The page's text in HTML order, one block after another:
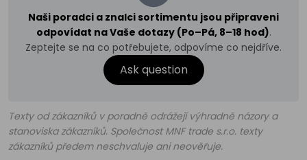
Naši poradci a znalci sortimentu jsou připraveni
odpovídat na Vaše dotazy (Po–Pá, 8–18 hod).
Zeptejte se na co potřebujete, odpovíme co nejdříve.
Ask question
Texty od zákazníků v poradně odrážejí výhradně názory a
stanoviska zákazníků. Společnost MNF trade s.r.o. texty
zákazníků předem neschvaluje ani neověřuje.